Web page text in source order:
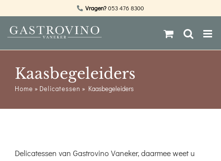
inhoud
Vragen?053 476 8300
Kaasbegeleiders
Home » Delicatessen » Kaasbegeleiders
Delicatessen van Gastrovino Vaneker, daarmee weet u